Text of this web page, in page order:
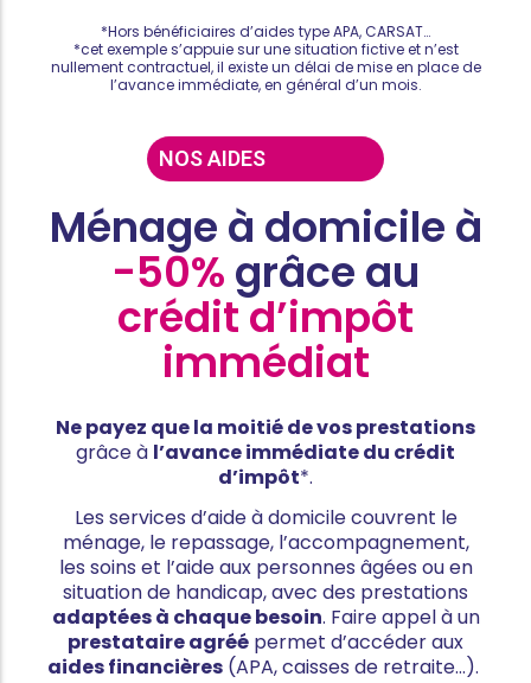
*Hors bénéficiaires d’aides type APA, CARSAT…
*cet exemple s’appuie sur une situation fictive et n’est
nullement contractuel, il existe un délai de mise en place de
l’avance immédiate, en général d’un mois.
NOS AIDES
Ménage à domicile à
-50% grâce au
crédit d’impôt
immédiat
Ne payez que la moitié de vos prestations
grâce à l’avance immédiate du crédit
d’impôt*.
Les services d’aide à domicile couvrent le
ménage, le repassage, l’accompagnement,
les soins et l’aide aux personnes âgées ou en
situation de handicap, avec des prestations
adaptées à chaque besoin. Faire appel à un
prestataire agréé permet d’accéder aux
aides financières (APA, caisses de retraite…).